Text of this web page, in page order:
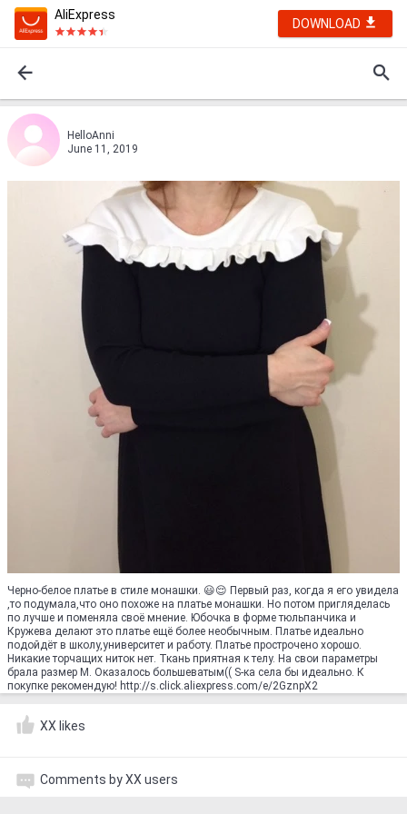
AliExpress
DOWNLOAD
НelloАnni
June 11, 2019
Черно-белое платье в стиле монашки. 😃😌 Первый раз, когда я его увидела
,то подумала,что оно похоже на платье монашки. Но потом пригляделась
по лучше и поменяла своё мнение. Юбочка в форме тюльпанчика и
Кружева делают это платье ещё более необычным. Платье идеально
подойдёт в школу,университет и работу. Платье прострочено хорошо.
Никакие торчащих ниток нет. Ткань приятная к телу. На свои параметры
брала размер М. Оказалось большеватым(( S-ка села бы идеально. К
покупке рекомендую! http://s.click.aliexpress.com/e/2GznpX2
XX likes
Comments by XX users